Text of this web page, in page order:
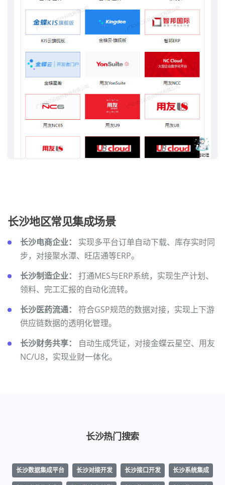
长沙地区常见集成场景
长沙电商企业：
实现多平台订单自动下载、库存实时同
步，对接聚水潭、旺店通等ERP。
长沙制造企业：
打通MES与ERP系统，实现生产计划、
领料、完工汇报的自动化流转。
长沙医药流通：
符合GSP规范的数据对接，实现上下游
供应链数据的透明化管理。
长沙财务共享：
自动生成凭证，对接金蝶云星空、用友
NC/U8，实现业财一体化。
长沙热门搜索
长沙数据集成平台 长沙对接开发 长沙接口开发 长沙系统集成